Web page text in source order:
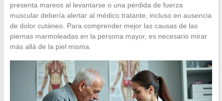
presenta mareos al levantarse o una pérdida de fuerza
muscular debería alertar al médico tratante, incluso en ausencia
de dolor cutáneo. Para comprender mejor las causas de las
piernas marmoleadas en la persona mayor, es necesario mirar
más allá de la piel misma.